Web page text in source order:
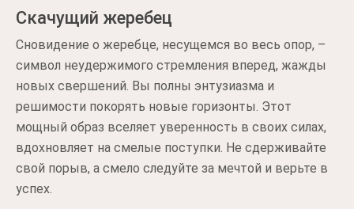
Скачущий жеребец
Сновидение о жеребце, несущемся во весь опор, –
символ неудержимого стремления вперед, жажды
новых свершений. Вы полны энтузиазма и
решимости покорять новые горизонты. Этот
мощный образ вселяет уверенность в своих силах,
вдохновляет на смелые поступки. Не сдерживайте
свой порыв, а смело следуйте за мечтой и верьте в
успех.